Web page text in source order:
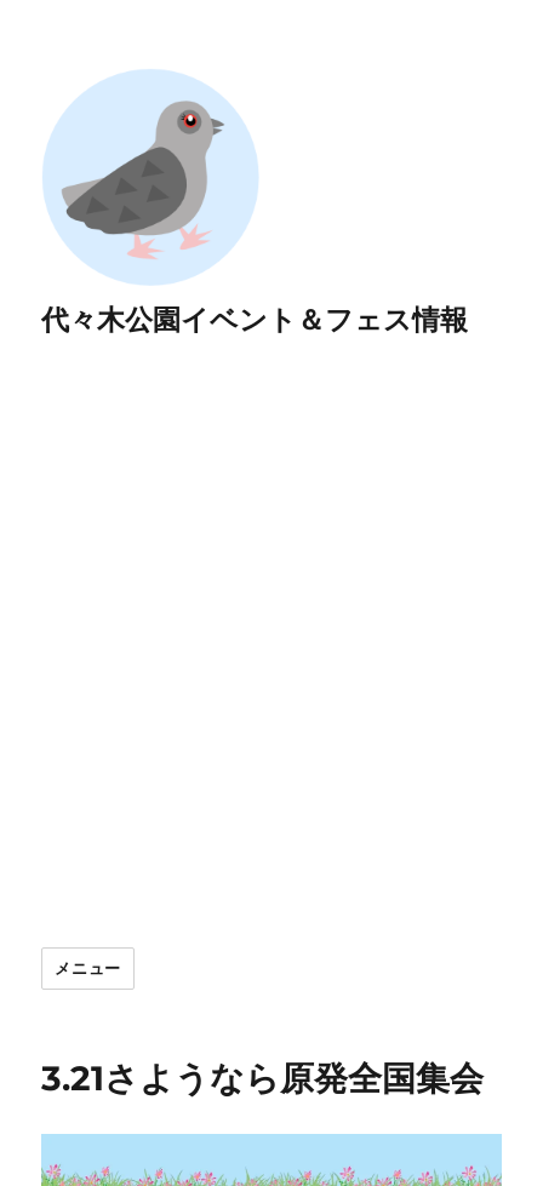
代々木公園イベント＆フェス情報
メニュー
3.21さようなら原発全国集会